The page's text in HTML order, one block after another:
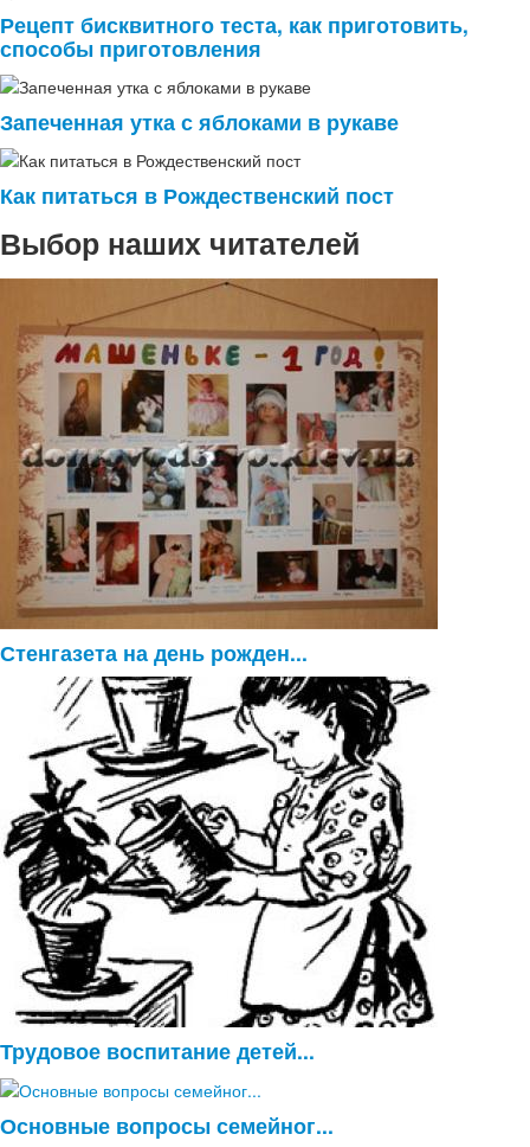
Рецепт бисквитного теста, как приготовить,
способы приготовления
Запеченная утка с яблоками в рукаве
Как питаться в Рождественский пост
Выбор наших читателей
Стенгазета на день рожден...
Трудовое воспитание детей...
Основные вопросы семейног...